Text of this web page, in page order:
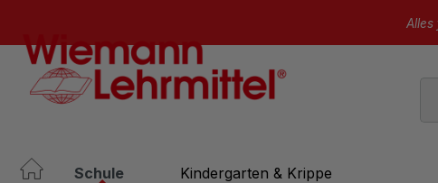
Alles
Schule Kindergarten & Krippe